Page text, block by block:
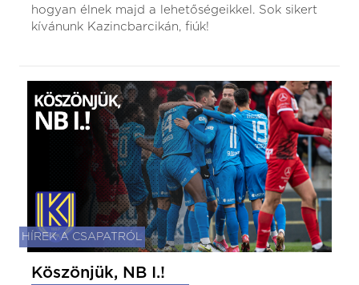
hogyan élnek majd a lehetőségeikkel. Sok sikert
kívánunk Kazincbarcikán, fiúk!
HÍREK A CSAPATRÓL
Köszönjük, NB I.!